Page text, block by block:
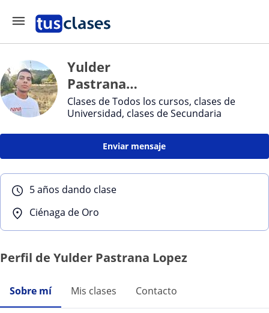
Yulder
Pastrana
Lopez
Clases de Todos los cursos, clases de
Universidad, clases de Secundaria
Enviar mensaje
5 años dando clase
Ciénaga de Oro
Perfil de Yulder Pastrana Lopez
Sobre mí Mis clases Contacto